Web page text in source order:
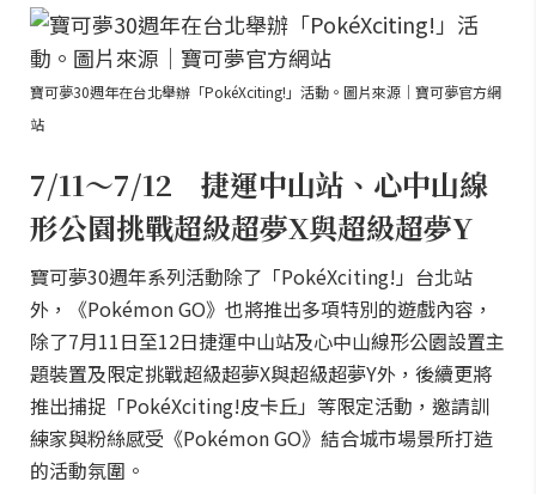
寶可夢30週年在台北舉辦「PokéXciting!」活動。圖片來源｜寶可夢官方網
站
7/11～7/12 捷運中山站、心中山線
形公園挑戰超級超夢X與超級超夢Y
寶可夢30週年系列活動除了「PokéXciting!」台北站
外，《Pokémon GO》也將推出多項特別的遊戲內容，
除了7月11日至12日捷運中山站及心中山線形公園設置主
題裝置及限定挑戰超級超夢X與超級超夢Y外，後續更將
推出捕捉「PokéXciting!皮卡丘」等限定活動，邀請訓
練家與粉絲感受《Pokémon GO》結合城市場景所打造
的活動氛圍。